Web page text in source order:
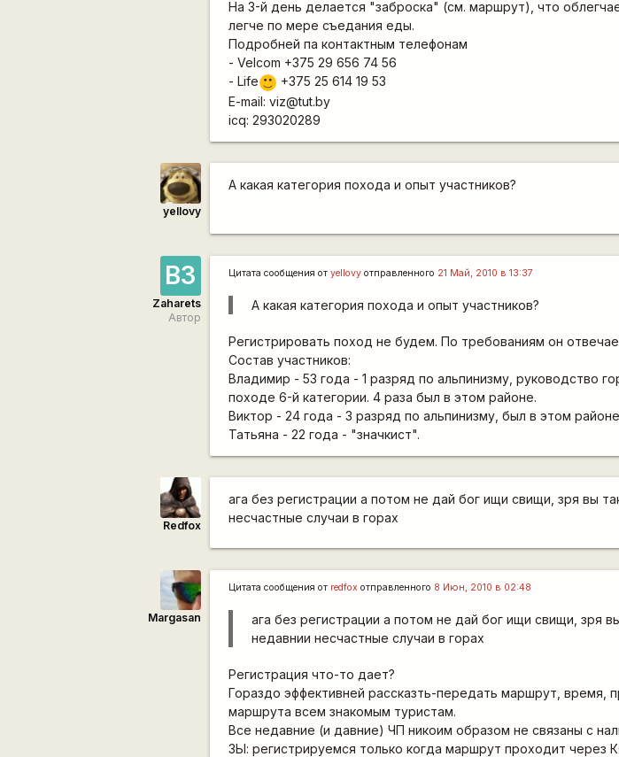
На 3-й день делается "заброска" (см. маршрут), что
легче по мере съедания еды.
Подробней па контактным телефонам
- Velcom +375 29 656 74 56
- Life :)
+375 25 614 19 53
E-mail: viz@tut.by
icq: 293020289
yellovy
А какая категория похода и опыт участников?
ВЗ
Zaharets
Автор
Цитата сообщения отyellovy отправленного 21 Май, 2010 в 13:37
А какая категория похода и опыт участников?
Регистрировать поход не будем. По требованиям он
Состав участников:
Владимир - 53 года - 1 разряд по альпинизму, руководство
походе 6-й категории. 4 раза был в этом районе.
Виктор - 24 года - 3 разряд по альпинизму, был в этом
Татьяна - 22 года - "значкист".
Redfox
ага без регистрации а потом не дай бог ищи свищи, зря вы
несчастные случаи в горах
Margasan
Цитата сообщения от redfox отправленного 8 Июн, 2010 в 02:48
ага без регистрации а потом не дай бог ищи свищи, зря
недавнии несчастные случаи в горах
Регистрация что-то дает?
Гораздо эффективней рассказть-передать маршрут, время,
маршрута всем знакомым туристам.
Все недавние (и давние) ЧП никоим образом не связаны с
ЗЫ: регистрируемся только когда маршрут проходит через